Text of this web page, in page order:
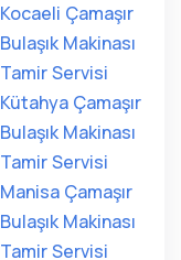
Kocaeli Çamaşır
Bulaşık Makinası
Tamir Servisi
Kütahya Çamaşır
Bulaşık Makinası
Tamir Servisi
Manisa Çamaşır
Bulaşık Makinası
Tamir Servisi